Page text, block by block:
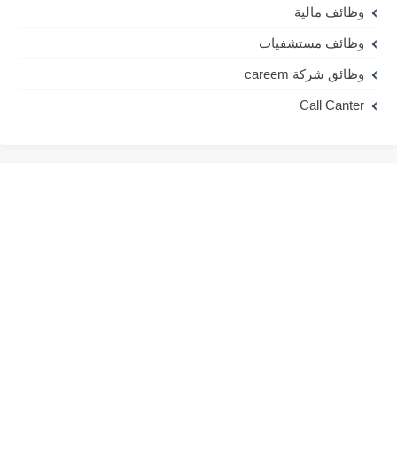
وظائف مالية
وظائف مستشفيات
وظائق شركة careem
Call Canter